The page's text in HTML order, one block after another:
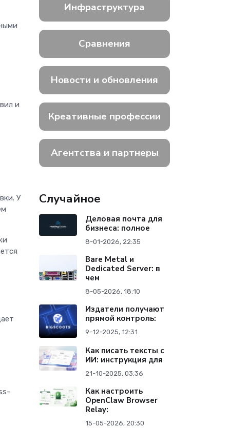
и
У
Инфраструктура
Сравнения
Новости и обновления
Креативные профессии
Агентства и партнеры
Случайное
Деловая почта для
бизнеса: полное
8-01-2026, 22:35
Bare Metal и
Dedicated Server: в
чем
8-05-2026, 18:10
Издатели получают
прямой контроль:
9-12-2025, 12:31
Как писать тексты с
ИИ: инструкция для
21-10-2025, 03:36
Как настроить
OpenClaw Browser
Relay:
15-05-2026, 20:30